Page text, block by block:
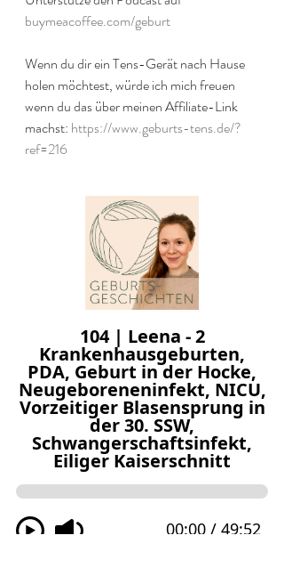
buymeacoffee.com/geburt
Wenn du dir ein Tens-Gerät nach Hause
holen möchtest, würde ich mich freuen
wenn du das über meinen Affiliate-Link
machst: https://www.geburts-tens.de/?
ref=216